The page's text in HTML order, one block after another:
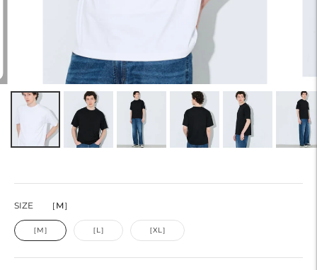
SIZE ［M］
［M］ ［L］ ［XL］